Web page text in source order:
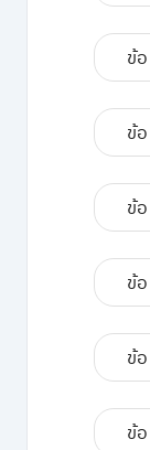
ข้
ข้
ข้
ข้
ข้
ข้